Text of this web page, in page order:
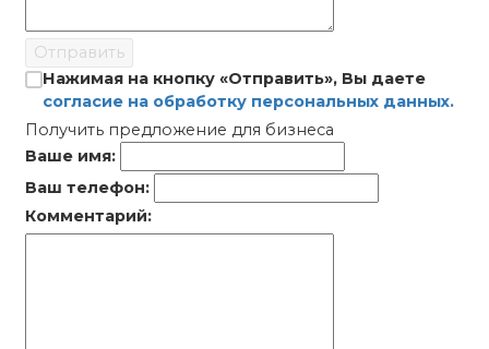
Отправить
Нажимая на кнопку «Отправить», Вы даете
согласие на обработку персональных данных.
Получить предложение для бизнеса
Ваше имя:
Ваш телефон:
Комментарий: